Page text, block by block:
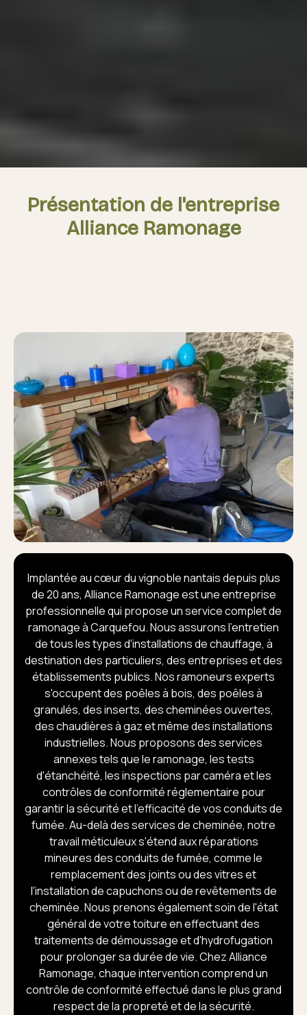
Présentation de l'entreprise
Alliance Ramonage
Implantée au cœur du vignoble nantais depuis plus
de 20 ans, Alliance Ramonage est une entreprise
professionnelle qui propose un service complet de
ramonage à Carquefou. Nous assurons l'entretien
de tous les types d'installations de chauffage, à
destination des particuliers, des entreprises et des
établissements publics. Nos ramoneurs experts
s'occupent des poêles à bois, des poêles à
granulés, des inserts, des cheminées ouvertes,
des chaudières à gaz et même des installations
industrielles. Nous proposons des services
annexes tels que le ramonage, les tests
d'étanchéité, les inspections par caméra et les
contrôles de conformité réglementaire pour
garantir la sécurité et l'efficacité de vos conduits de
fumée. Au-delà des services de cheminée, notre
travail méticuleux s'étend aux réparations
mineures des conduits de fumée, comme le
remplacement des joints ou des vitres et
l'installation de capuchons ou de revêtements de
cheminée. Nous prenons également soin de l'état
général de votre toiture en effectuant des
traitements de démoussage et d'hydrofugation
pour prolonger sa durée de vie. Chez Alliance
Ramonage, chaque intervention comprend un
contrôle de conformité effectué dans le plus grand
respect de la propreté et de la sécurité.